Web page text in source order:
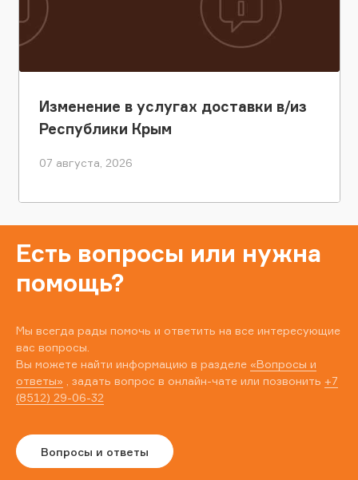
Изменение в услугах доставки в/из
Республики Крым
07 августа, 2026
Есть вопросы или нужна
помощь?
Мы всегда рады помочь и ответить на все интересующие
вас вопросы.
Вы можете найти информацию в разделе «Вопросы и
ответы» , задать вопрос в онлайн-чате или позвонить +7
(8512) 29-06-32
Вопросы и ответы